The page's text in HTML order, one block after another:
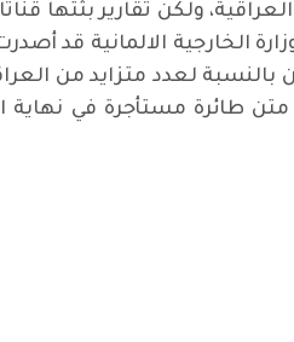
ولكن تقارير بثتها
الخارجية الالمانية قد
بالنسبة لعدد متزايد من
طائرة مستأجرة في نهاية